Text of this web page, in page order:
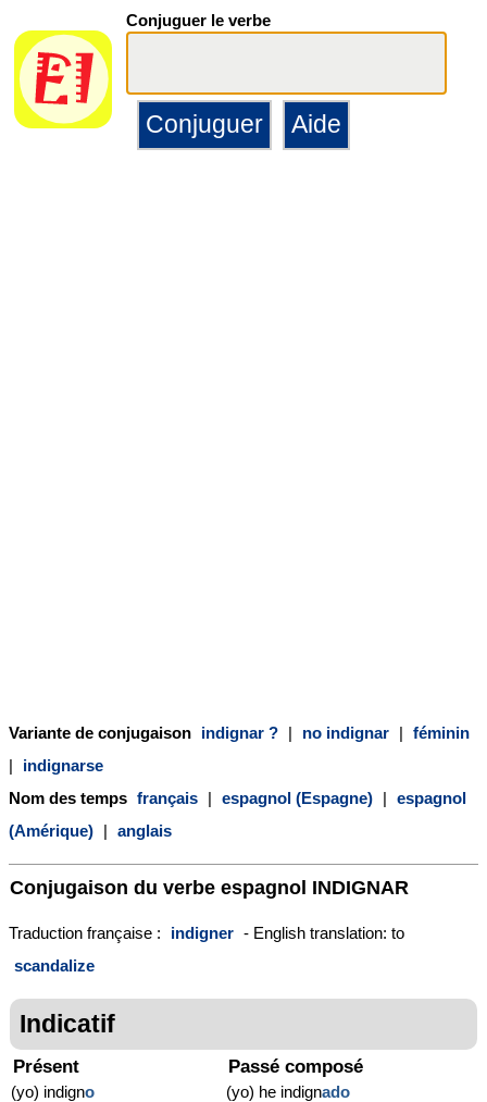
Conjuguer le verbe
Variante de conjugaison indignar ? | no indignar | féminin
|
indignarse
Nom des temps français | espagnol (Espagne) | espagnol
(Amérique) | anglais
Conjugaison du verbe espagnol INDIGNAR
Traduction française : indigner - English translation: to
scandalize
Indicatif
Présent
(yo) indigno
Passé composé
(yo) he indignado